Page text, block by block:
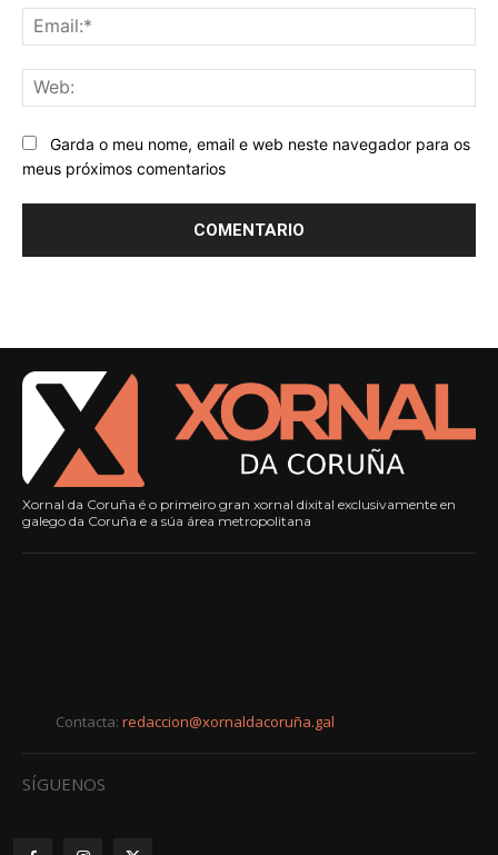
Garda o meu nome, email e web neste navegador para os
meus próximos comentarios
Xornal da Coruña é o primeiro gran xornal dixital exclusivamente en
galego da Coruña e a súa área metropolitana
Contacta: redaccion@xornaldacoruña.gal
SÍGUENOS